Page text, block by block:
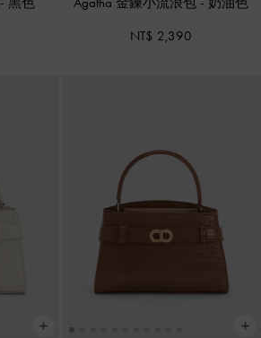
NT$ 2,390